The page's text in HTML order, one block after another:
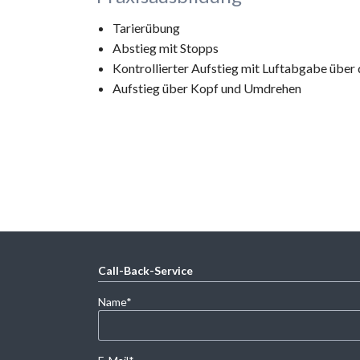
Tarierübung
Abstieg mit Stopps
Kontrollierter Aufstieg mit Luftabgabe über
Aufstieg über Kopf und Umdrehen
Call-Back-Service
Pflichtfeld
Name*